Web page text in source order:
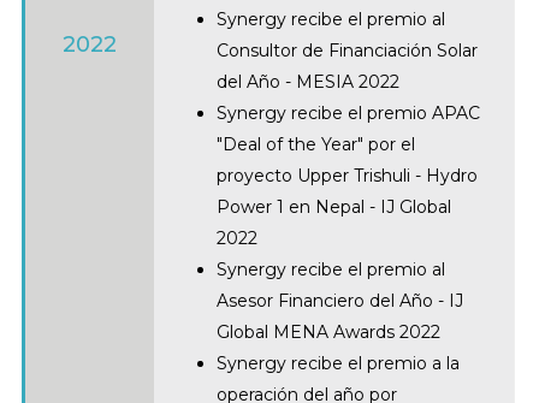
2022
Synergy recibe el premio al
Consultor de Financiación Solar
del Año - MESIA 2022
Synergy recibe el premio APAC
"Deal of the Year" por el
proyecto Upper Trishuli - Hydro
Power 1 en Nepal - IJ Global
2022
Synergy recibe el premio al
Asesor Financiero del Año - IJ
Global MENA Awards 2022
Synergy recibe el premio a la
operación del año por